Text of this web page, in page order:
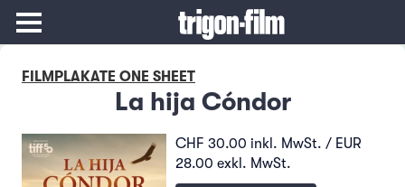
FILMPLAKATE ONE SHEET
La hija Cóndor
CHF 30.00 inkl. MwSt. / EUR
28.00 exkl. MwSt.